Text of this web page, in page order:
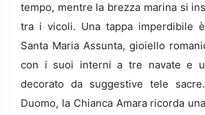
tempo, mentre la brezza marina si
tra i vicoli. Una tappa imperdibile
Santa Maria Assunta, gioiello
con i suoi interni a tre navate e
decorato da suggestive tele
Duomo, la Chianca Amara ricorda